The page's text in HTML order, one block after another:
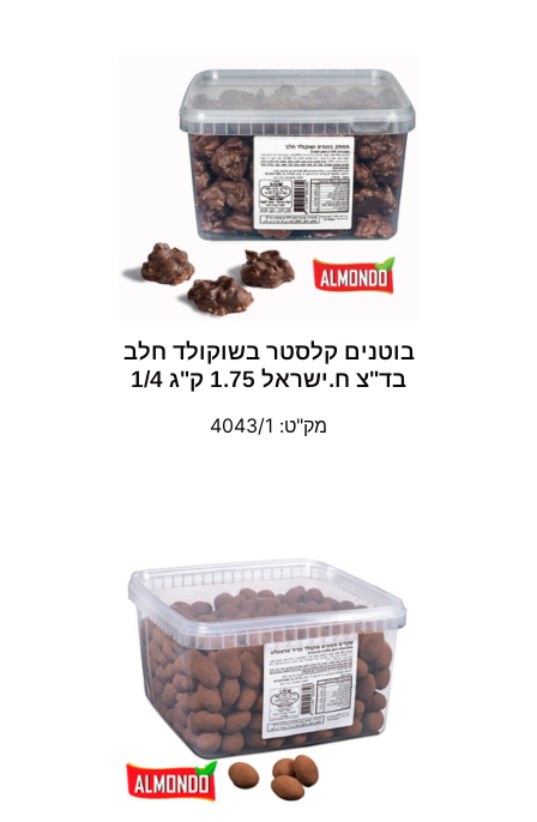
בוטנים קלסטר בשוקולד חלב
בד"צ ח.ישראל 1.75 ק"ג 1/4
מק"ט: 4043/1